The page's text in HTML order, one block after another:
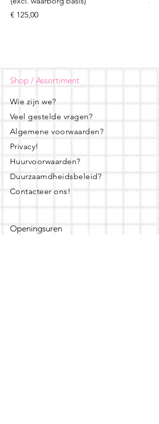
Prijs
€ 125,00
Prijs
€
Shop / Assortiment
Wie zijn we?
Veel gestelde vragen?
Algemene voorwaarden?
Privacy!
Huurvoorwaarden?
Duurzaamdheidsbeleid?
Contacteer ons!
Openingsuren